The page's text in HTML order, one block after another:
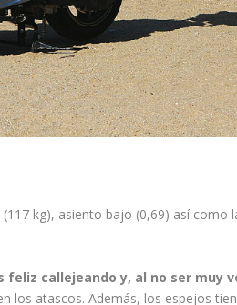
kg), asiento bajo (0,69) así como
feliz callejeando y, al no ser muy
los atascos. Además, los espejos